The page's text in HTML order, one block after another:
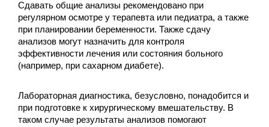
Сдавать общие анализы рекомендовано при
регулярном осмотре у терапевта или педиатра, а также
при планировании беременности. Также сдачу
анализов могут назначить для контроля
эффективности лечения или состояния больного
(например, при сахарном диабете).
Лабораторная диагностика, безусловно, понадобится и
при подготовке к хирургическому вмешательству. В
таком случае результаты анализов помогают